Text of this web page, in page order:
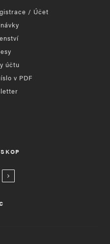
/ Účet
účtu
v PDF